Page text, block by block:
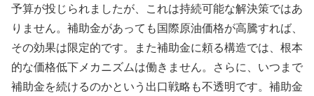
予算が投じられましたが、これは持続可能な解決策ではあ
りません。補助金があっても国際原油価格が高騰すれば、
その効果は限定的です。また補助金に頼る構造では、根本
的な価格低下メカニズムは働きません。さらに、いつまで
補助金を続けるのかという出口戦略も不透明です。補助金